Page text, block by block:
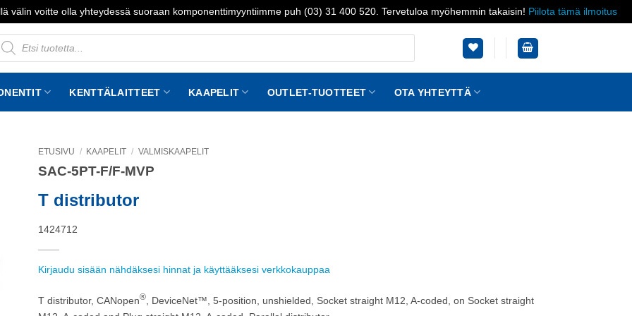
välin voitte olla yhteydessä suoraan komponenttimyyntiimme puh (03) 31 400 520. Tervetuloa myöhemmin takaisin! Piilota tämä ilmoitus
KENTTÄLAITTEET KAAPELIT OUTLET-TUOTTEET OTA YHTEYTTÄ
ETUSIVU / KAAPELIT / VALMISKAAPELIT
SAC-5PT-F/F-MVP
T distributor
1424712
Kirjaudu sisään nähdäksesi hinnat ja käyttääksesi verkkokauppaa
T distributor, CANopen® , DeviceNet™, 5-position, unshielded, Socket straight M12, A-coded, on Socket straight